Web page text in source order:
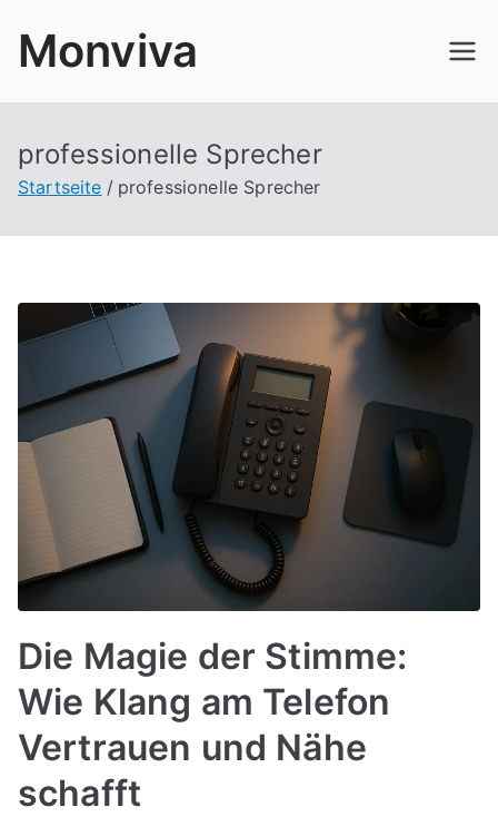
InhaltMonviva
professionelle Sprecher
Startseite professionelle Sprecher
Die Magie der Stimme:
Wie Klang am Telefon
Vertrauen und Nähe
schafft